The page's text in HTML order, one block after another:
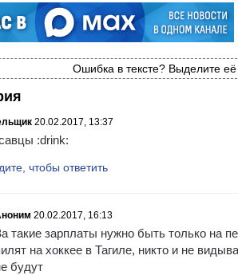
Ошибка в тексте? Выделите
20.02.2017, 13:37
:drink:
чтобы ответить
20.02.2017, 16:13
такие зарплаты нужно быть только на
на хоккее в Тагиле, никто и не
будут